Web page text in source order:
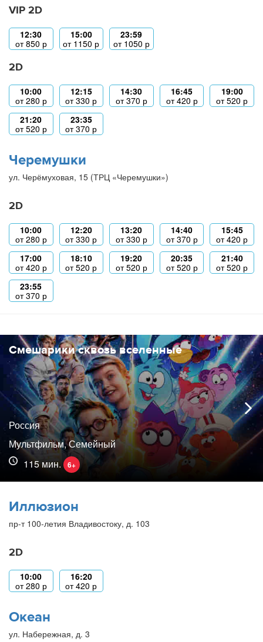
VIP 2D
12:30
от850 р
15:00
от 1150 р
23:59
от 1050 р
2D
10:00
от280 р
12:15
от330 р
14:30
от370 р
16:45
от420 р
19:00
от520 р
21:20
от520 р
23:35
от370 р
Черемушки
ул. Черёмуховая, 15 (ТРЦ «Черемушки»)
2D
10:00
от280 р
12:20
от330 р
13:20
от330 р
14:40
от370 р
15:45
от420 р
17:00
от420 р
18:10
от520 р
19:20
от520 р
20:35
от520 р
21:40
от520 р
23:55
от370 р
Смешарики сквозь вселенные
Россия
Мультфильм, Семейный
115 мин.
6+
Иллюзион
пр-т 100-летия Владивостоку, д. 103
2D
10:00
от280 р
16:20
от420 р
Океан
ул. Набережная, д. 3